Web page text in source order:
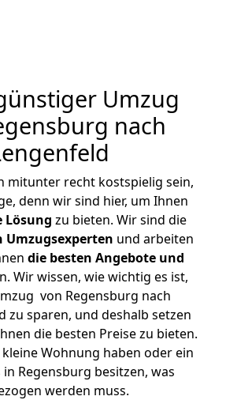
Umzug
nach
mitunter recht kostspielig sein,
denn wir sind hier, um Ihnen
Lösung zu bieten. Wir sind die
Umzugsexperten und arbeiten
die besten Angebote und
Wir wissen, wie wichtig es ist,
von Regensburg nach
zu sparen, und deshalb setzen
die besten Preise zu bieten.
kleine Wohnung haben oder ein
Regensburg besitzen, was
werden muss.